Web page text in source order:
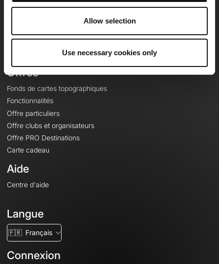
Allow selection
Use necessary cookies only
Equipe
Contact
Offres
Fonds de cartes topographiques
Fonctionnalités
Offre particuliers
Offre clubs et organisateurs
Offre PRO Destinations
Carte cadeau
Aide
Centre d'aide
Langue
🇫🇷 Français
Connexion